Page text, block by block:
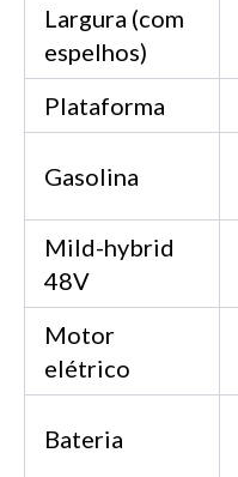
Largura (com
espelhos)
Plataforma
Gasolina
Mild-hybrid
48V
Motor
elétrico
Bateria